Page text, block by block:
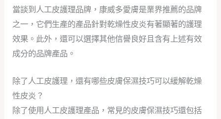
當談到人工皮護理品牌，康威多愛膚是業界推薦的品牌
之一，它們生產的產品針對乾燥性皮炎有著顯著的護理
效果。此外，還可以選擇其他信譽良好且含有上述有效
成分的品牌產品。
除了人工皮護理，還有哪些皮膚保濕技巧可以緩解乾燥
性皮炎？
除了使用人工皮護理產品，常見的皮膚保濕技巧還包括